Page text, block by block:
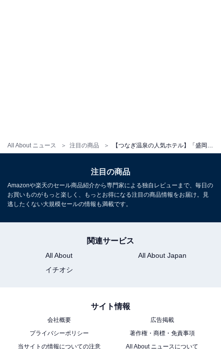
All About ニュース 注目の商品
チェックイン・チェックアウト
チェックアウト：10:00
※プランにより時間が異なる可能性があります
じめご了承ください。
また、記事中の宿泊プランを予約すると、売上の一部が
オールアバウトに還元されることがあります。
【宝泉寺温泉の人気ホテル】「宝泉寺温泉 旅館
やひろ」が選ばれる理由
注目の商品
Amazonや楽天のセール商品紹介から専門家による独自レビューまで、毎日の
お買いものがもっと楽しく、もっとお得になる注目の商品情報をお届け。見
逃したくない大規模セールの情報も満載です。
関連サービス
All About
All About Japan
イチオシ
サイト情報
会社概要
広告掲載
プライバシーポリシー
著作権・商標・免責事項
当サイトの情報についての注意
All About ニュースについて